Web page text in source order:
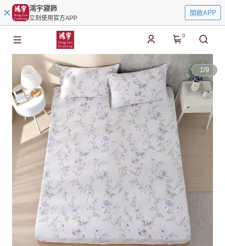
鴻宇寢飾
立刻使用官方APP
開啟APP
0
1/9